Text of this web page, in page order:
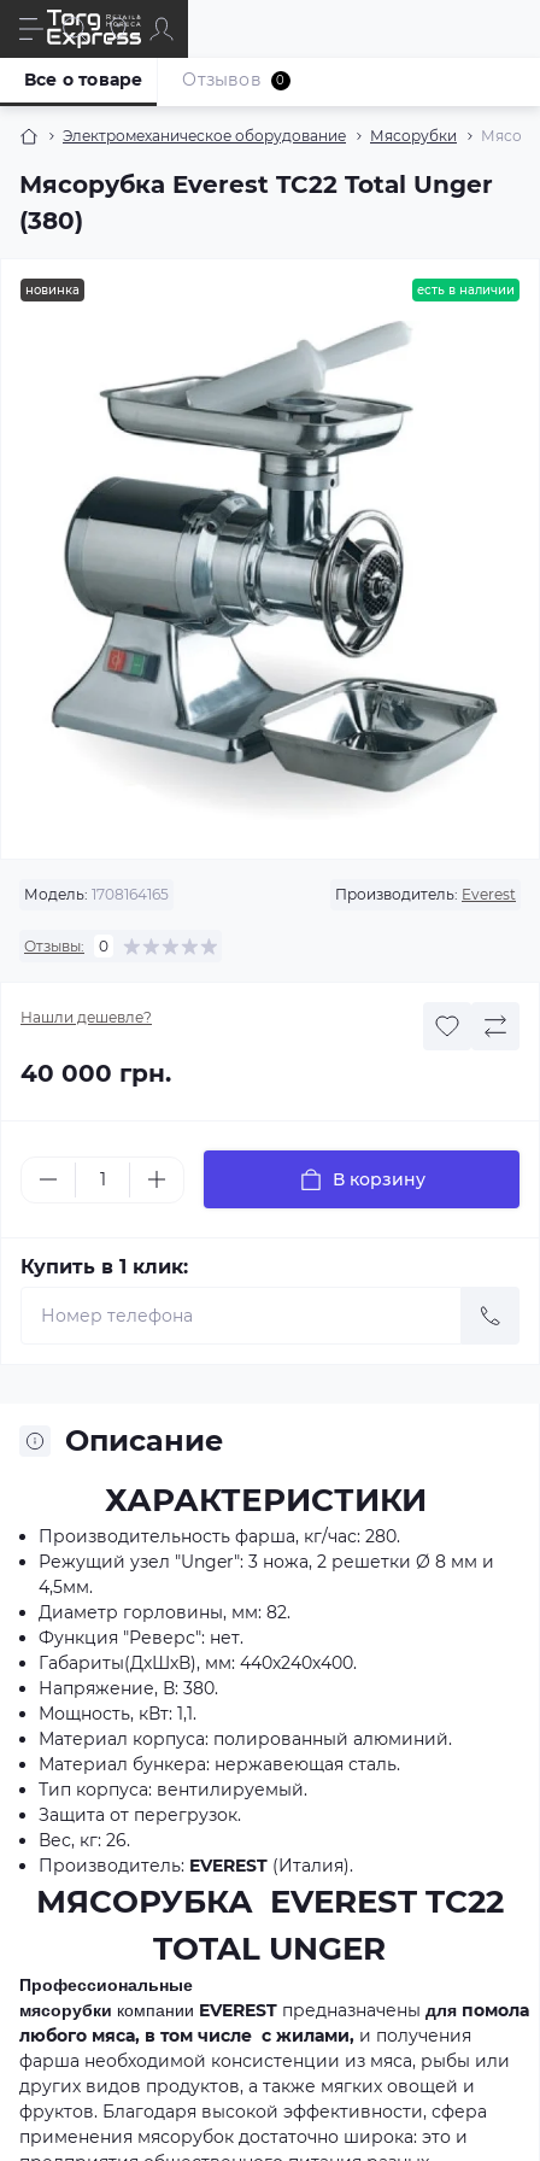
Электромеханическое оборудование Мясорубки
Мясорубка Everest TC22 Total Unger
(380)
Все о товаре Отзывов 0
новинка есть в наличии
Модель: 1708164165 Производитель: Everest
Отзывы: 0
Нашли дешевле?
40 000 грн.
В корзину
Купить в 1 клик:
Описание
ХАРАКТЕРИСТИКИ
Производительность фарша, кг/час: 280.
Режущий узел "Unger": 3 ножа, 2 решетки Ø 8 мм и
4,5мм.
Диаметр горловины, мм: 82.
Функция "Реверс": нет.
Габариты(ДхШхВ), мм: 440х240х400.
Напряжение, В: 380.
Мощность, кВт: 1,1.
Материал корпуса: полированный алюминий.
Материал бункера: нержавеющая сталь.
Тип корпуса: вентилируемый.
Защита от перегрузок.
Вес, кг: 26.
Производитель: EVEREST (Италия).
МЯСОРУБКА EVEREST TC22
TOTAL UNGER
Профессиональные
мясорубки компании EVEREST предназначены для помола
любого мяса, в том числе с жилами, и получения
фарша необходимой консистенции из мяса, рыбы или
других видов продуктов, а также мягких овощей и
фруктов. Благодаря высокой эффективности, сфера
применения мясорубок достаточно широка: это и